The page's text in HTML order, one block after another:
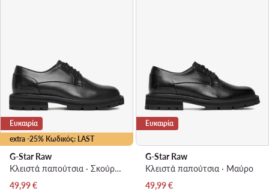
extra -25% Κωδικός: LAST
Ευκαιρία
G-Star Raw
Κλειστά παπούτσια · Σκούρο μπλε
Τρέχουσα τιμή
49,99€
Ευκαιρία
G-Star Raw
Κλειστά παπούτσια · Μαύρο
Τρέχουσα τιμή
49,99€